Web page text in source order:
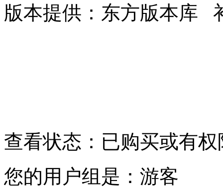
版本提供：东方版本库
查看状态：已购买或有权
您的用户组是：游客